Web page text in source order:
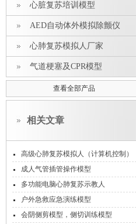
心脏复苏培训模型
AED自动体外模拟除颤仪
心肺复苏模拟人厂家
气道梗塞及CPR模型
查看全部产品
相关文章
高级心肺复苏模拟人（计算机控制）
成人气管插管操作模型
多功能电脑心肺复苏示教人
户外急救应急演练模型
会阴侧剪模型，侧切训练模型